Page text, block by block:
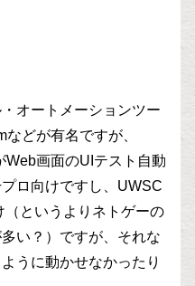
オートメーションツー
どが有名ですが、
画面のUIテスト自動
ロ向けですし、UWSC
というよりネトゲーの
い？）ですが、それな
うに動かせなかったり